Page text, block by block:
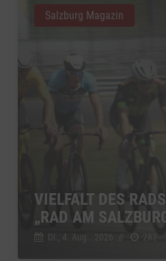
VIELFALT DES
„RAD AM
Di., 4. Aug.. 2026 // 282
Salzburg Magazin